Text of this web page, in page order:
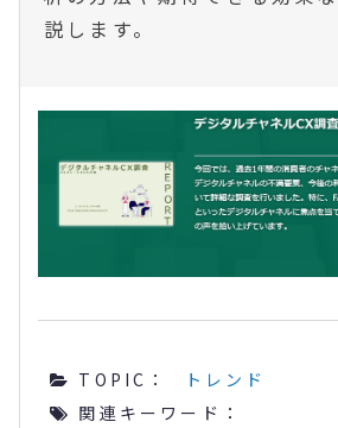
説します。
TOPIC：
トレンド
関連キーワード：